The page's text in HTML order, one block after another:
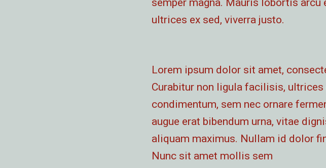
semper magna. Mauris lobortis
ultrices ex sed, viverra justo.
Lorem ipsum dolor sit amet,
Curabitur non ligula facilisis, ultrices
condimentum, sem nec ornare
augue erat bibendum urna, vitae
aliquam maximus. Nullam id dolor
Nunc sit amet mollis sem